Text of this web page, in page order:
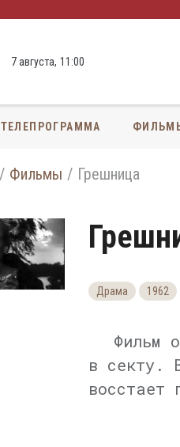
7 августа, 11 :00
ТЕЛЕПРОГРАММА
Фильмы Грешница
Драма 1962
Фильм
в секту.
восстает